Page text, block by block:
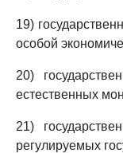
19)
особой
20)
естественных
21)
регулируемых